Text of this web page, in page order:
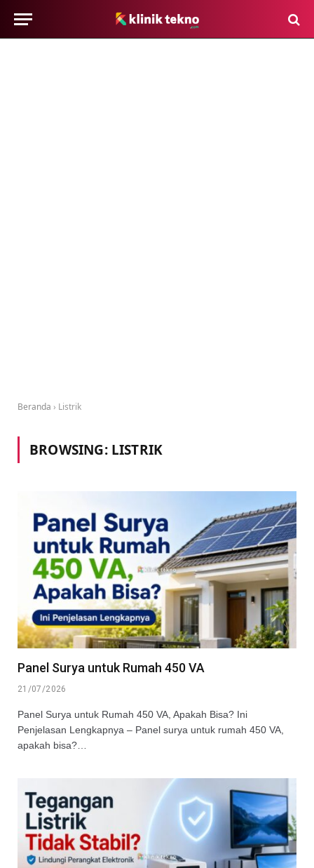
Beranda › Listrik
BROWSING: LISTRIK
Panel Surya untuk Rumah 450 VA
21/07/2026
Panel Surya untuk Rumah 450 VA, Apakah Bisa? Ini
Penjelasan Lengkapnya – Panel surya untuk rumah 450 VA,
apakah bisa?…